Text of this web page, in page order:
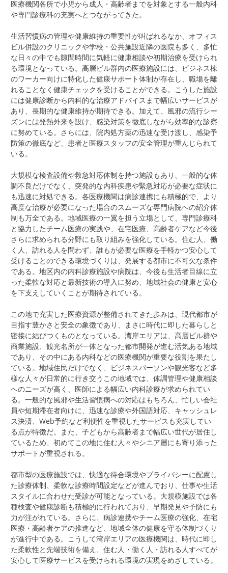
医療機関各所で小児から成人・高齢者までを対象とする一般内科
や専門診療科の充実へとつながってきた。
生活習慣病の管理や健康維持の重要性が叫ばれるなか、オフィス
ビル併設のクリニックや学校・公共施設近隣の医院も多く、多忙
な日々の中でも隙間時間に気軽に健康相談や初期治療を受けられ
る環境となっている。高層ビル群内の医療施設には、ビジネス棟
のワーカー向けに特化した健康サポート体制が存在し、職場を離
れることなく健康チェックを受けることができる。こうした施設
には健康診断から内科的な治療アドバイスまで幅広いサービスが
あり、長期的な健康維持が期待できる。加えて、風邪の流行シー
ズンには発熱外来を設け、感染対策を徹底しながら効率的な診察
に努めている。さらには、院内処方薬の迅速な受け渡し、感染予
防策の徹底など、患者と医療スタッフの安全管理が重んじられて
いる。
大規模な検査設備や救急対応体制を持つ施設もあり、一般的な体
調不良だけでなく、突発的な内科疾患や緊急対応が必要な症状に
も迅速に対処できる。各医療機関は病診連携にも積極的で、より
高度な治療が必要になった場合のスムーズな専門病院への紹介体
制も万全である。地域医療の一翼を担う立場として、専門診療科
と協力したチーム医療の実践や、在宅医療、高齢者ケアなど今後
さらに求められる分野にも取り組みを強化している。住む人、働
く人、訪れる人を問わず、誰もが必要な医療を手軽かつ安心して
受けることのできる環境づくりは、発展する都市に不可欠な条件
である。地区内の内科診療施設や病院は、今後も生活者目線に立
った柔軟な対応と最新技術の導入に努め、地域社会の健康と安心
を下支えしていくことが期待されている。
この地で充実した医療資源が整備されてきた歩みは、現代都市が
目指す豊かさと安全の象徴であり、まさに時代に即した暮らしと
密接に結びつくものとなっている。湾岸エリアは、高層ビル群や
商業施設、観光名所が一体となった都市開発が進む活気ある地域
であり、その中にある内科などの医療機関が重要な役割を果たし
ている。地域住民だけでなく、ビジネスパーソンや観光客など多
様な人々が日常的に行き交うこの地域では、体調管理や健康相談
へのニーズが高く、医師による幅広い内科診療が求められてい
る。一般的な風邪や生活習慣病への対応はもちろん、忙しい会社
員や短期滞在者向けに、迅速な診療や外国語対応、キャッシュレ
ス決済、Web予約など利便性を重視したサービスも充実してい
る点が特徴だ。また、子どもから高齢者まで幅広い世代が居住し
ているため、初めてこの地に住む人々やシニア層にも寄り添った
サポートが重視される。
都市型の医療施設では、快適な待合環境やプライバシーに配慮し
た診療体制、柔軟な診療時間設定などが進んでおり、仕事や生活
スタイルに合わせた受診が可能となっている。大規模施設では各
種検査や健康診断も積極的に行われており、早期発見や予防にも
力が注がれている。さらに、病診連携やチーム医療の強化、在宅
医療・高齢者ケアの推進など、地域全体の健康を守る体制づくり
が進行中である。こうして湾岸エリアの医療機関は、時代に即し
た柔軟性と先端技術を備え、住む人・働く人・訪れる人すべてが
安心して医療サービスを受けられる環境の実現をめざしている。